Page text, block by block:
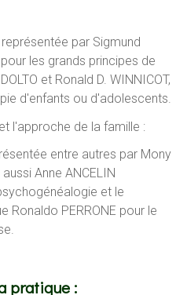
par Sigmund
les grands principes de
et Ronald D. WINNICOT,
d'enfants ou d'adolescents.
l'approche de la famille :
entre autres par Mony
Anne ANCELIN
et le
Ronaldo PERRONE pour le
pratique :